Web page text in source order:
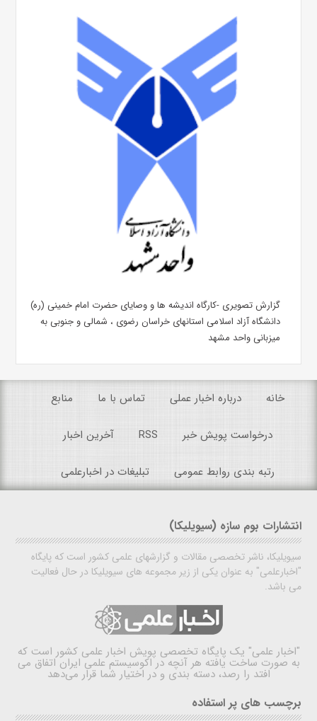
گزارش تصویری -کارگاه اندیشه ها و وصایای حضرت امام خمینی (ره)
دانشگاه آزاد اسلامی استانهای خراسان رضوی ، شمالی و جنوبی به
میزبانی واحد مشهد
خانه درباره اخبار عملی تماس با ما منابع
درخواست پویش خبر RSS آخرین اخبار
رتبه بندی روابط عمومی تبلیغات در اخبارعلمی
انتشارات بوم سازه (سیویلیکا)
سیویلیکا، ناشر تخصصی مقالات و گزارشهای علمی کشور است که پایگاه
"اخبارعلمی" به عنوان یکی از زیر مجموعه های سیویلیکا در حال فعالیت
می باشد.
"اخبار علمی" یک پایگاه تخصصی پویش اخبار علمی کشور است که
به صورت ساخت یافته هر آنچه در اکوسیستم علمی ایران اتفاق می
افتد را رصد، دسته بندی و در اختیار شما قرار می‌دهد
برچسب های پر استفاده